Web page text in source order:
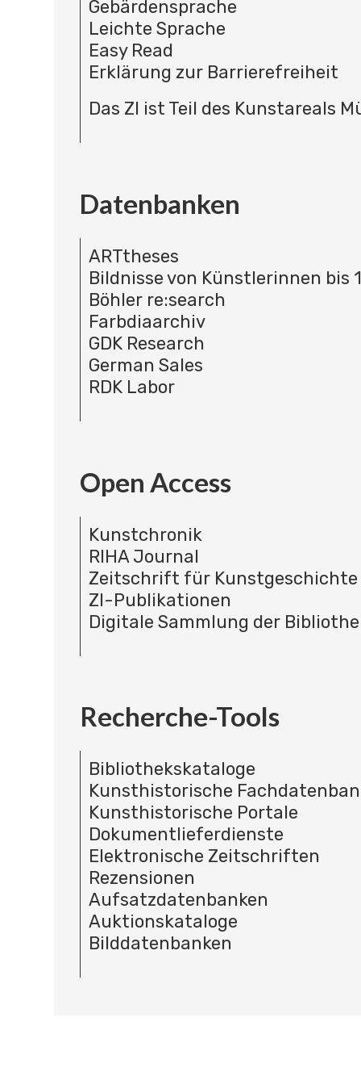
Gebärdensprache
Leichte Sprache
Easy Read
Erklärung zur Barrierefreiheit
Das ZI ist Teil des Kunstareals
Datenbanken
ARTtheses
Bildnisse von Künstlerinnen bis
Böhler re:search
Farbdiaarchiv
GDK Research
German Sales
RDK Labor
Open Access
Kunstchronik
RIHA Journal
Zeitschrift für Kunstgeschichte
ZI-Publikationen
Digitale Sammlung der
Recherche-Tools
Bibliothekskataloge
Kunsthistorische
Kunsthistorische Portale
Dokumentlieferdienste
Elektronische Zeitschriften
Rezensionen
Aufsatzdatenbanken
Auktionskataloge
Bilddatenbanken